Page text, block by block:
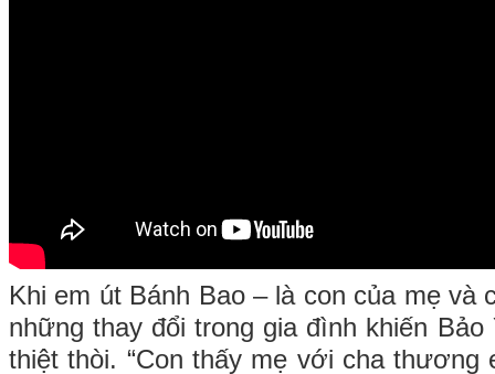
Khi em út Bánh Bao – là con của mẹ và
những thay đổi trong gia đình khiến
thiệt thòi. “Con thấy mẹ với cha